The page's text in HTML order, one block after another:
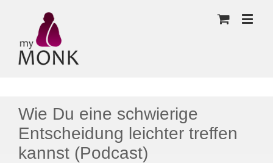
Wie Du eine schwierige
Entscheidung leichter treffen
kannst (Podcast)